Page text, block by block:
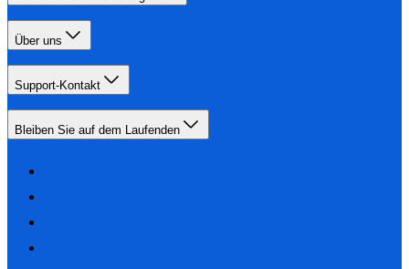
Über uns
Support-Kontakt
Bleiben Sie auf dem Laufenden